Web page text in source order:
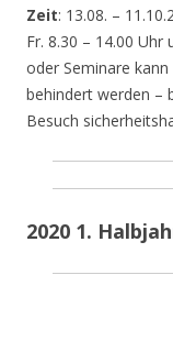
Zeit: 13.08. –
Fr. 8.30 – 14.00 Uhr
oder Seminare
behindert werden –
Besuch
2020 1.